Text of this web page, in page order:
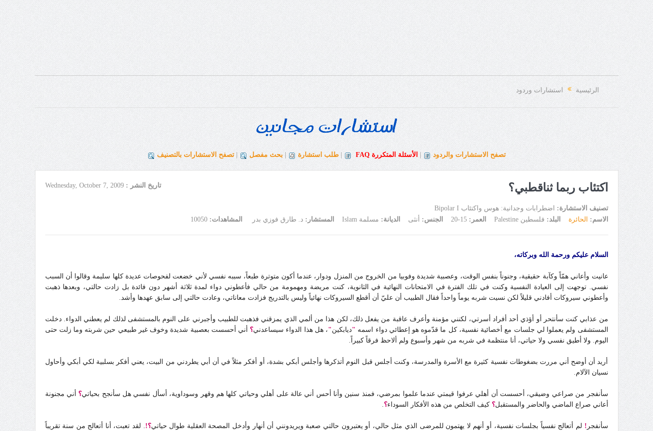
الرئيسية استشارات وردود
تصفح الاستشارات والردود الأسئلة المتكررة FAQ طلب استشارة | بحث مفصل | تصفح الاستشارات بالتصنيف
اكتئاب ربما ثناقطبي؟ تاريخ النشر :Wednesday, October 7, 2009
تصنيف الاستشارة:
اضطرابات وجدانية: هوس واكتئاب Bipolar I
الاسم:
الحائرة البلد: فلسطين Palestine العمر:15-20 الجنس: أنثى الديانة: مسلمة Islam المستشار:د. طارق فوزي بدر المشاهدات:10050
السلام عليكم ورحمة الله وبركاته،
عانيت وأعاني همّاً وكآبة حقيقية، وجنوناً بنفس الوقت، وعصبية شديدة وفوبيا من الخروج من المنزل ودوار، عندما أكون متوترة طبعاً، سببه نفسي لأني خضعت لفحوصات عديدة كلها سليمة وقالوا أن السبب
نفسي. توجهت إلى العيادة النفسية وكنت في تلك الفترة في الامتحانات النهائية في الثانوية، كنت مريضة ومهمومة من حالي فأعطوني دواء لمدة ثلاثة أشهر دون فائدة بل زادت حالتي، وبعدها ذهبت
وأعطوني سيروكات أفادني قليلاً لكن نسيت شربه يوماً واحداً فقال الطبيب أن عليّ أن أقطع السيروكات نهائياً وليس بالتدريج فزادت معاناتي، وعادت حالتي إلى سابق عهدها وأشد.
من عذابي كنت سأنتحر أو أؤذي أحد أفراد أسرتي، لكنني مؤمنة وأعرف عاقبة من يفعل ذلك، لكن هذا من ألمي الذي يمزقني فذهبت للطبيب وأجبرني على النوم بالمستشفى لذلك لم يعطني الدواء. دخلت
المستشفى ولم يعملوا لي جلسات مع أخصائية نفسية، كل ما قدّموه هو إعطائي دواء اسمه "ديابكين"، هل هذا الدواء سيساعدني؟ أني أحسست بعصبية شديدة وخوف غير طبيعي حين شربته وما زلت حتى
اليوم. ولا أطيق نفسي ولا حياتي، أنا منتظمة في شربه من شهر وأسبوع ولم ألاحظ فرقاً كبيراً.
أريد أن أوضح أني مررت بضغوطات نفسية كثيرة مع الأسرة والمدرسة، وكنت أجلس قبل النوم أتذكرها وأجلس أبكي بشدة، أو أفكر مثلاً في أن أبي يطردني من البيت، يعني أفكر بسلبية لكي أبكي وأحاول
نسيان الآلام.
سأنفجر من صراعي وضيقي، أحسست أن أهلي عرفوا قيمتي عندما علموا بمرضي، فمنذ سنين وأنا أحس أني عالة على أهلي وحياتي كلها هم وقهر وسوداوية، أسأل نفسي هل سأنجح بحياتي؟ أني مجنونة
أعاني صراع الماضي والحاضر والمستقبل؟ كيف التخلص من هذه الأفكار السوداء؟.
سأنفجر ! لم أتعالج نفسياً بجلسات نفسية، أو أنهم لا يهتمون للمرضى الذي مثل حالي، أو يعتبرون حالتي صعبة ويريدونني أن أنهار وأدخل المصحة العقلية طوال حياتي؟!. لقد تعبت، أنا أتعالج من سنة تقريباً